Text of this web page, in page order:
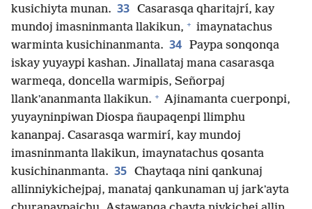
kusichiyta munan. 33 Casarasqa qharitajrí, kay
mundoj imasninmanta llakikun, + imaynatachus
warminta kusichinanmanta. 34 Paypa sonqonqa
iskay yuyaypi kashan. Jinallataj mana casarasqa
warmeqa, doncella warmipis, Señorpaj
llankʼananmanta llakikun. + Ajinamanta cuerponpi,
yuyayninpiwan Diospa ñaupaqenpi llimphu
kananpaj. Casarasqa warmirí, kay mundoj
imasninmanta llakikun, imaynatachus qosanta
kusichinanmanta. 35 Chaytaqa nini qankunaj
allinniykichejpaj, manataj qankunaman uj jarkʼayta